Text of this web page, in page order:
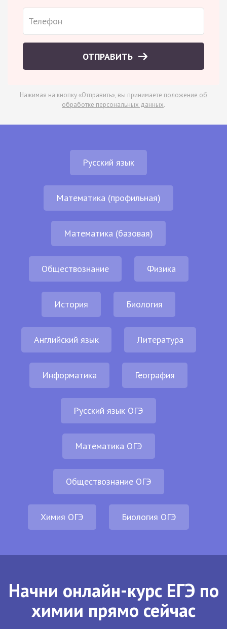
ОТПРАВИТЬ
Нажимая на кнопку «Отправить», вы принимаете положение об
обработке персональных данных.
Русский язык
Математика (профильная)
Математика (базовая)
Обществознание Физика
История Биология
Английский язык Литература
Информатика География
Русский язык ОГЭ
Математика ОГЭ
Обществознание ОГЭ
Химия ОГЭ Биология ОГЭ
Начни онлайн-курс ЕГЭ по
химии прямо сейчас